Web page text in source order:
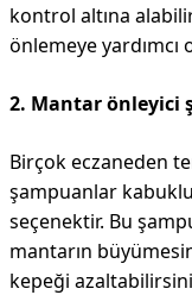
kontrol altına
önlemeye yardımcı
2. Mantar önleyici
Birçok eczaneden
şampuanlar
seçenektir. Bu
mantarın
kepeği